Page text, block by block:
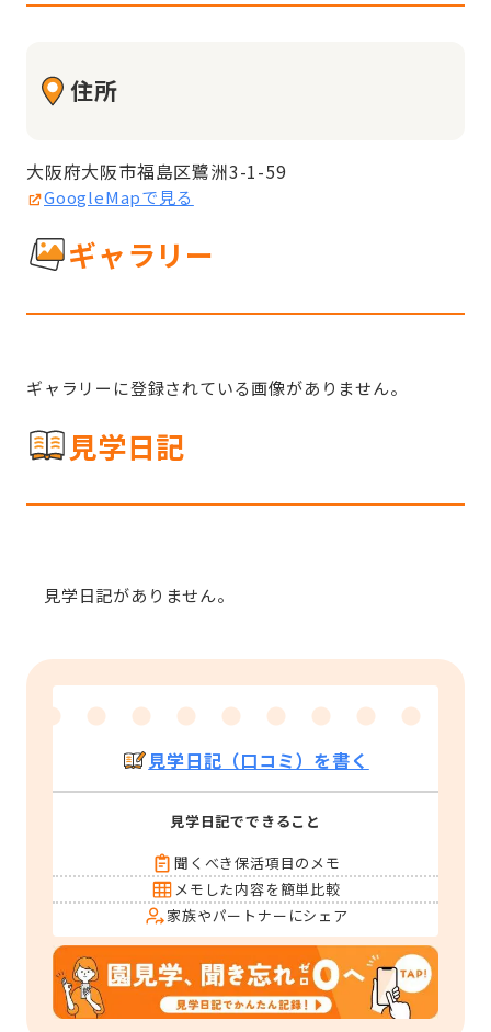
住所
大阪府大阪市福島区鷺洲3-1-59
GoogleMapで見る
ギャラリー
ギャラリーに登録されている画像がありません。
見学日記
見学日記がありません。
見学日記（口コミ）を書く
見学日記でできること
聞くべき保活項目のメモ
メモした内容を簡単比較
家族やパートナーにシェア